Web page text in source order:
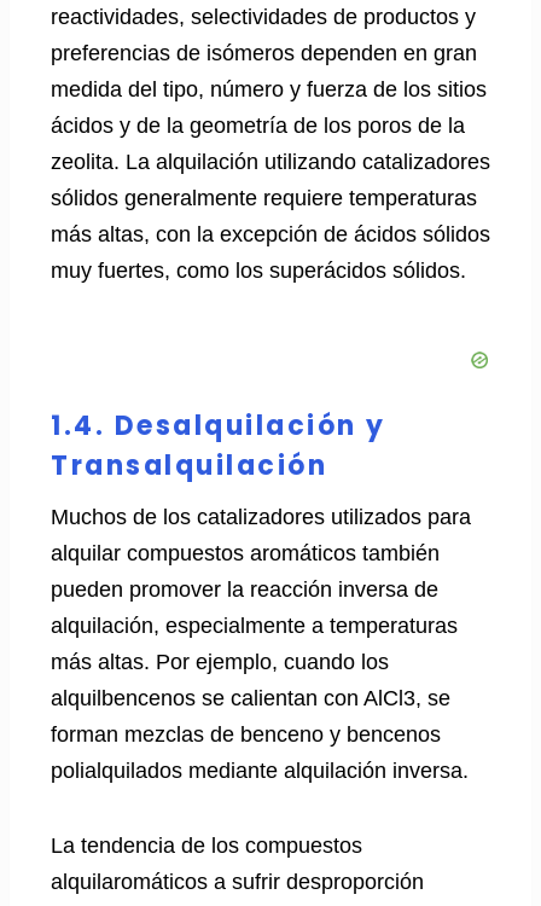
reactividades, selectividades de productos y
preferencias de isómeros dependen en gran
medida del tipo, número y fuerza de los sitios
ácidos y de la geometría de los poros de la
zeolita. La alquilación utilizando catalizadores
sólidos generalmente requiere temperaturas
más altas, con la excepción de ácidos sólidos
muy fuertes, como los superácidos sólidos.
1.4. Desalquilación y
Transalquilación
Muchos de los catalizadores utilizados para
alquilar compuestos aromáticos también
pueden promover la reacción inversa de
alquilación, especialmente a temperaturas
más altas. Por ejemplo, cuando los
alquilbencenos se calientan con AlCl3, se
forman mezclas de benceno y bencenos
polialquilados mediante alquilación inversa.
La tendencia de los compuestos
alquilaromáticos a sufrir desproporción